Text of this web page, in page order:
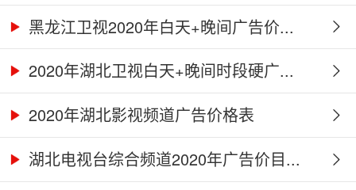
黑龙江卫视2020年白天+晚间广告价...
2020年湖北卫视白天+晚间时段硬广...
2020年湖北影视频道广告价格表
湖北电视台综合频道2020年广告价目...